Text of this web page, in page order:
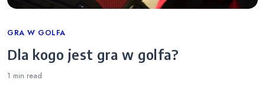
Categories
GRA W GOLFA
Dla kogo jest gra w golfa?
1 min read